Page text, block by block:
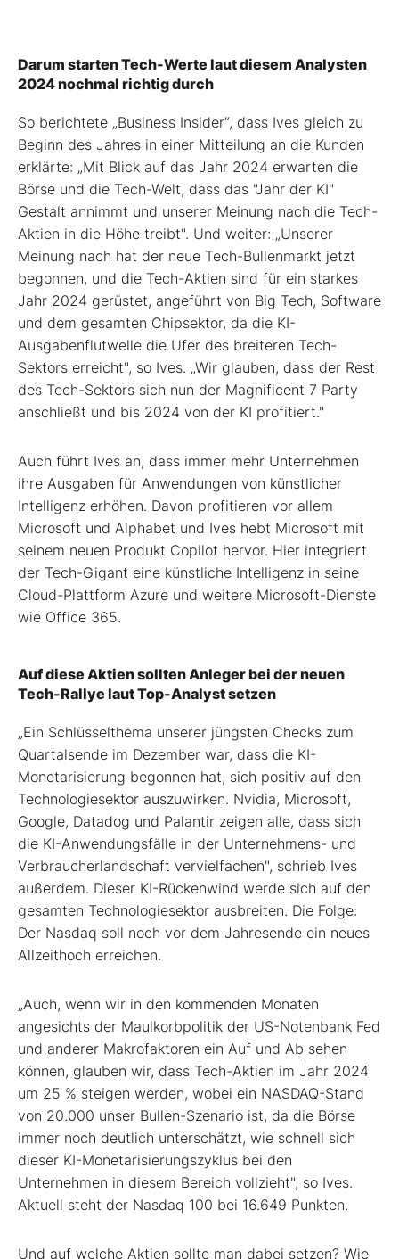
Darum starten Tech-Werte laut diesem Analysten
2024 nochmal richtig durch
So berichtete „Business Insider“, dass Ives gleich zu
Beginn des Jahres in einer Mitteilung an die Kunden
erklärte: „Mit Blick auf das Jahr 2024 erwarten die
Börse und die Tech-Welt, dass das "Jahr der KI"
Gestalt annimmt und unserer Meinung nach die Tech-
Aktien in die Höhe treibt". Und weiter: „Unserer
Meinung nach hat der neue Tech-Bullenmarkt jetzt
begonnen, und die Tech-Aktien sind für ein starkes
Jahr 2024 gerüstet, angeführt von Big Tech, Software
und dem gesamten Chipsektor, da die KI-
Ausgabenflutwelle die Ufer des breiteren Tech-
Sektors erreicht", so Ives. „Wir glauben, dass der Rest
des Tech-Sektors sich nun der Magnificent 7 Party
anschließt und bis 2024 von der KI profitiert."
Auch führt Ives an, dass immer mehr Unternehmen
ihre Ausgaben für Anwendungen von künstlicher
Intelligenz erhöhen. Davon profitieren vor allem
Microsoft und Alphabet und Ives hebt Microsoft mit
seinem neuen Produkt Copilot hervor. Hier integriert
der Tech-Gigant eine künstliche Intelligenz in seine
Cloud-Plattform Azure und weitere Microsoft-Dienste
wie Office 365.
Auf diese Aktien sollten Anleger bei der neuen
Tech-Rallye laut Top-Analyst setzen
„Ein Schlüsselthema unserer jüngsten Checks zum
Quartalsende im Dezember war, dass die KI-
Monetarisierung begonnen hat, sich positiv auf den
Technologiesektor auszuwirken. Nvidia, Microsoft,
Google, Datadog und Palantir zeigen alle, dass sich
die KI-Anwendungsfälle in der Unternehmens- und
Verbraucherlandschaft vervielfachen", schrieb Ives
außerdem. Dieser KI-Rückenwind werde sich auf den
gesamten Technologiesektor ausbreiten. Die Folge:
Der Nasdaq soll noch vor dem Jahresende ein neues
Allzeithoch erreichen.
„Auch, wenn wir in den kommenden Monaten
angesichts der Maulkorbpolitik der US-Notenbank Fed
und anderer Makrofaktoren ein Auf und Ab sehen
können, glauben wir, dass Tech-Aktien im Jahr 2024
um 25 % steigen werden, wobei ein NASDAQ-Stand
von 20.000 unser Bullen-Szenario ist, da die Börse
immer noch deutlich unterschätzt, wie schnell sich
dieser KI-Monetarisierungszyklus bei den
Unternehmen in diesem Bereich vollzieht", so Ives.
Aktuell steht der Nasdaq 100 bei 16.649 Punkten.
Und auf welche Aktien sollte man dabei setzen? Wie